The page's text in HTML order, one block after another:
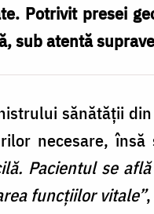
Potrivit presei
sub atentă
sănătății
necesare, însă
Pacientul se
funcțiilor vitale”